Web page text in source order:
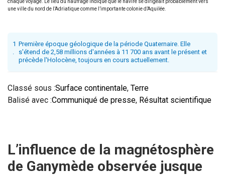
chaque voyage. Le lieu du naufrage indique que le navire se dirigeait probablement vers
une ville du nord de l’Adriatique comme l’importante colonie d’Aquilée.
1
.
Première époque géologique de la période Quaternaire. Elle
s'étend de 2,58 millions d'années à 11 700 ans avant le présent et
précède l'Holocène, toujours en cours actuellement.
Classé sous :Surface continentale, Terre
Balisé avec :Communiqué de presse, Résultat scientifique
L’influence de la magnétosphère
de Ganymède observée jusque